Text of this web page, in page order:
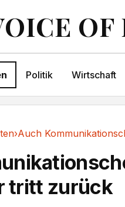
OF
Politik Wirtschaft
›
tritt zurück